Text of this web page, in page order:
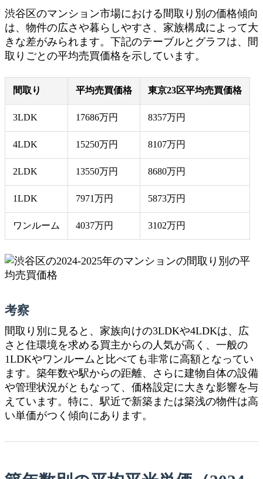
渋谷区のマンション市場における間取り別の価格傾向
は、物件の広さや暮らしやすさ、家族構成によって大
きな差がみられます。下記のテーブルとグラフは、間
取りごとの平均売買価格を示しています。
間取り 平均売買価格 東京23区平均売買価格
3LDK 17686万円 8357万円
4LDK 15250万円 8107万円
2LDK 13550万円 8680万円
1LDK 7971万円 5873万円
ワンルーム 4037万円 3102万円
考察
間取り別に見ると、家族向けの3LDKや4LDKは、広
さと住環境を求める買主からの人気が高く、一般の
1LDKやワンルームと比べても非常に高額となってい
ます。築年数や駅からの距離、さらに建物自体の設備
や管理状況がともなって、価格設定に大きな影響を与
えています。特に、駅近で新築または築浅の物件は高
い単価がつく傾向にあります。